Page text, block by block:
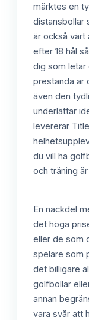
märktes en
distansbollar
är också värt
efter 18 hål
dig som
prestanda är
även den
underlättar
levererar
du vill ha
och träning
En nackdel
det höga
eller de som
spelare som
det billigare
golfbollar
annan
vara svår att